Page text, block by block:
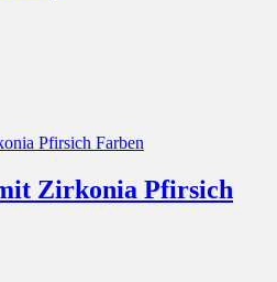
Zirkonia Pfirsich